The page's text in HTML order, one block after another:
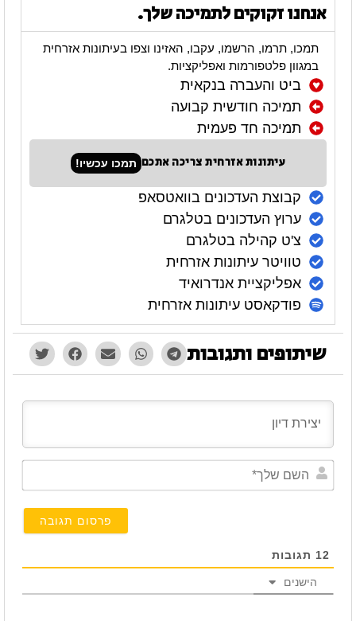
אנחנו זקוקים לתמיכה שלך.
תמכו, תרמו, הרשמו, עקבו, האזינו וצפו בעיתונות אזרחית
במגוון פלטפורמות ואפליקציות.
ביט והעברה בנקאית
תמיכה חודשית קבועה
תמיכה חד פעמית
עיתונות אזרחית צריכה אתכם תמכו עכשיו!
קבוצת העדכונים בוואטסאפ
ערוץ העדכונים בטלגרם
צ'ט קהילה בטלגרם
טוויטר עיתונות אזרחית
אפליקציית אנדרואיד
פודקאסט עיתונות אזרחית
שיתופים ותגובות
12 תגובות
הישנים